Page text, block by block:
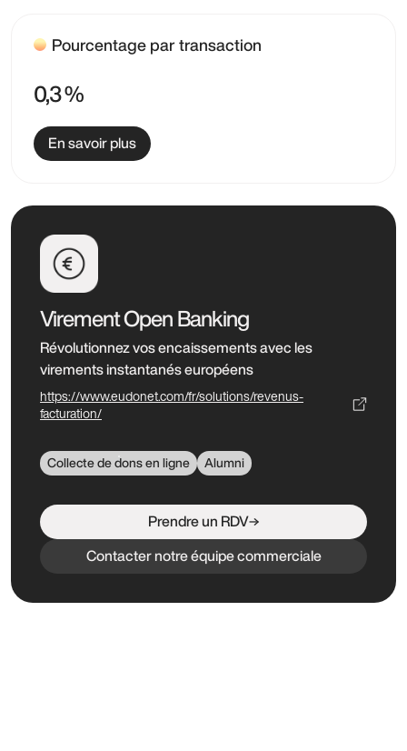
Virement Open Banking
Révolutionnez vos encaissements avec les
virements instantanés européens
https://www.eudonet.com/fr/solutions/revenus-
facturation/
Collecte de dons en ligne Alumni
Prendre un RDV
Contacter notre équipe commerciale
Pourcentage par transaction
0,3 %
En savoir plus